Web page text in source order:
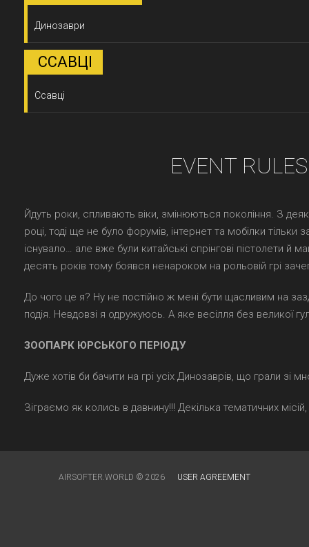
Динозаври
ССАВЦІ
Ссавці
EVENT
Йдуть роки, спливають віки, змінюються покоління. З
році, тоді ще не було форумів, інтернет та мобілки
існувало… але вже були китайські спрінгові пістолети й
десять років тому боявся ненароком на рольовій грі
До чого це я? Ну не постійно ж мені бути щасливим на
подія. Невдовзі я одружуюсь. А яке весілля без великої
ЗООПАРК ЮРСЬКОГО ПЕРІОДУ
Дуже хотів би бачити на грі усіх Динозаврів, що грали зі
Зіграємо як колись в давнину!!! Декілька тематичних
AIRSOFTER.WORLD © 2026 USER AGREEMENT